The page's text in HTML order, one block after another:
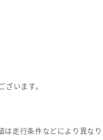
います。
走行条件などにより異なり